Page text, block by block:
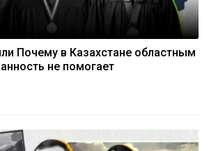
Почему в Казахстане областным
не помогает